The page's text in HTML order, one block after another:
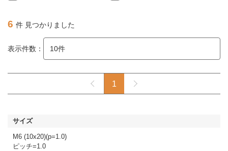
6 件 見つかりました
表示件数：
1
M6 (10x20)(p=1.0)
ピッチ=1.0